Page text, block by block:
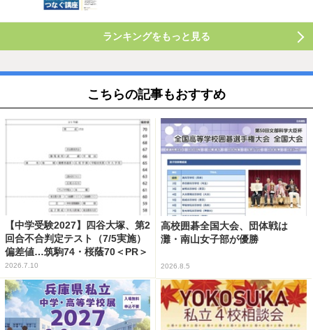
ランキングをもっと見る
こちらの記事もおすすめ
【中学受験2027】四谷大塚、第2
回合不合判定テスト（7/5実施）
偏差値…筑駒74・桜蔭70＜PR＞
2026.7.10
高校囲碁全国大会、団体戦は
灘・南山女子部が優勝
2026.8.5